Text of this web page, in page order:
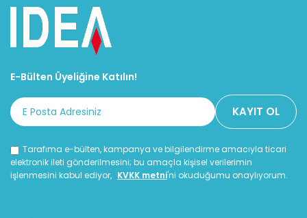
E-Bülten Üyeliğine Katılın!
Tarafıma e-bülten, kampanya ve bilgilendirme amacıyla ticari
elektronik ileti gönderilmesini; bu amaçla kişisel verilerimin
işlenmesini kabul ediyor, KVKK metni'ni okuduğumu onaylıyorum.